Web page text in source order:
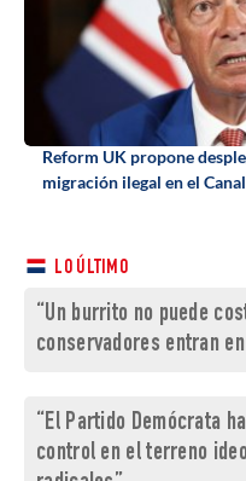
Reform UK propone
migración ilegal en el
LO ÚLTIMO
“Un burrito no puede
conservadores entran
“El Partido Demócrata
control en el terreno